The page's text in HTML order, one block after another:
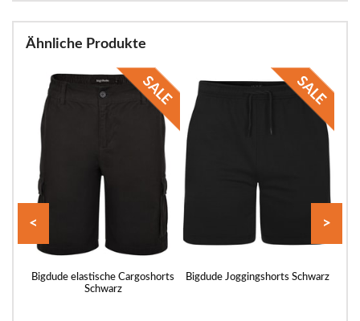
Ähnliche Produkte
Bigdude elastische Cargoshorts
Schwarz
Bigdude Joggingshorts Schwarz
< >